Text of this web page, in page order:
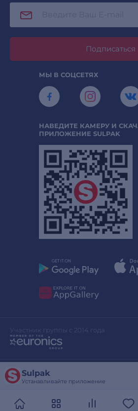
Sulpak
Устанавливайте приложение
Подписаться
МЫ В СОЦСЕТЯХ
НАВЕДИТЕ КАМЕРУ И
ПРИЛОЖЕНИЕ SULPAK
Участник группы с 2014 года
Разработка сайта